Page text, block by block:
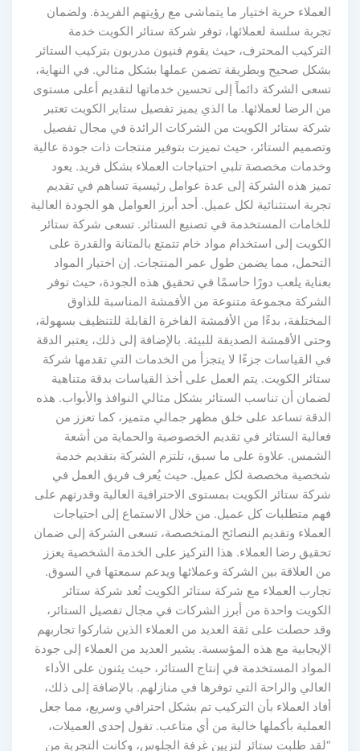
العملاء حرية اختيار ما يتماشى مع رؤيتهم الفريدة. ولضمان
تجربة سلسة لعملائها، توفر شركة ستائر الكويت خدمة
التركيب المحترف، حيث يقوم فنيون مدربون بتركيب الستائر
بشكل صحيح وبطريقة تضمن عملها بشكل مثالي. في النهاية،
تسعى الشركة دائماً إلى تحسين خدماتها لتقديم أعلى مستوى
من الرضا لعملائها. ما الذي يميز تفصيل ستاير الكويت تعتبر
شركة ستائر الكويت من الشركات الرائدة في مجال تفصيل
وتصميم الستائر، حيث تميزت بتوفير منتجات ذات جودة عالية
وخدمات مخصصة تلبي احتياجات العملاء بشكل فريد. يعود
تميز هذه الشركة إلى عدة عوامل رئيسية تساهم في تقديم
تجربة استثنائية لكل عميل. أحد أبرز العوامل هو الجودة العالية
للخامات المستخدمة في تصنيع الستائر. تسعى شركة ستائر
الكويت إلى استخدام مواد خام تتمتع بالمتانة والقدرة على
التحمل، مما يضمن طول عمر المنتجات. إن اختيار المواد
بعناية يلعب دورًا حاسمًا في تحقيق هذه الجودة، حيث توفر
الشركة مجموعة متنوعة من الأقمشة المناسبة للذاوق
المختلفة، بدءًا من الأقمشة الفاخرة القابلة للتنظيف بسهولة،
وحتى الأقمشة الصديقة للبيئة. بالإضافة إلى ذلك، يعتبر الدقة
في القياسات جزءًا لا يتجزأ من الخدمات التي تقدمها شركة
ستائر الكويت. يتم العمل على أخذ القياسات بدقة متناهية
لضمان أن تناسب الستائر بشكل مثالي النوافذ والأبواب. هذه
الدقة تساعد على خلق مظهر جمالي متميز، كما تعزز من
فعالية الستائر في تقديم الخصوصية والحماية من أشعة
الشمس. علاوة على ما سبق، تلتزم الشركة بتقديم خدمة
شخصية مخصصة لكل عميل. حيث يُعرف فريق العمل في
شركة ستائر الكويت بمستوى الاحترافية العالية وقدرتهم على
فهم متطلبات كل عميل. من خلال الاستماع إلى احتياجات
العملاء وتقديم النصائح المتخصصة، تسعى الشركة إلى ضمان
تحقيق رضا العملاء. هذا التركيز على الخدمة الشخصية يعزز
من العلاقة بين الشركة وعملائها ويدعم سمعتها في السوق.
تجارب العملاء مع شركة ستائر الكويت تُعد شركة ستائر
الكويت واحدة من أبرز الشركات في مجال تفصيل الستائر،
وقد حصلت على ثقة العديد من العملاء الذين شاركوا تجاربهم
الإيجابية مع هذه المؤسسة. يشير العديد من العملاء إلى جودة
المواد المستخدمة في إنتاج الستائر، حيث يثنون على الأداء
العالي والراحة التي توفرها في منازلهم. بالإضافة إلى ذلك،
أفاد العملاء بأن التركيب تم بشكل احترافي وسريع، مما جعل
العملية بأكملها خالية من أي متاعب. تقول إحدى العميلات،
“لقد طلبت ستائر لتزيين غرفة الجلوس، وكانت التجربة من